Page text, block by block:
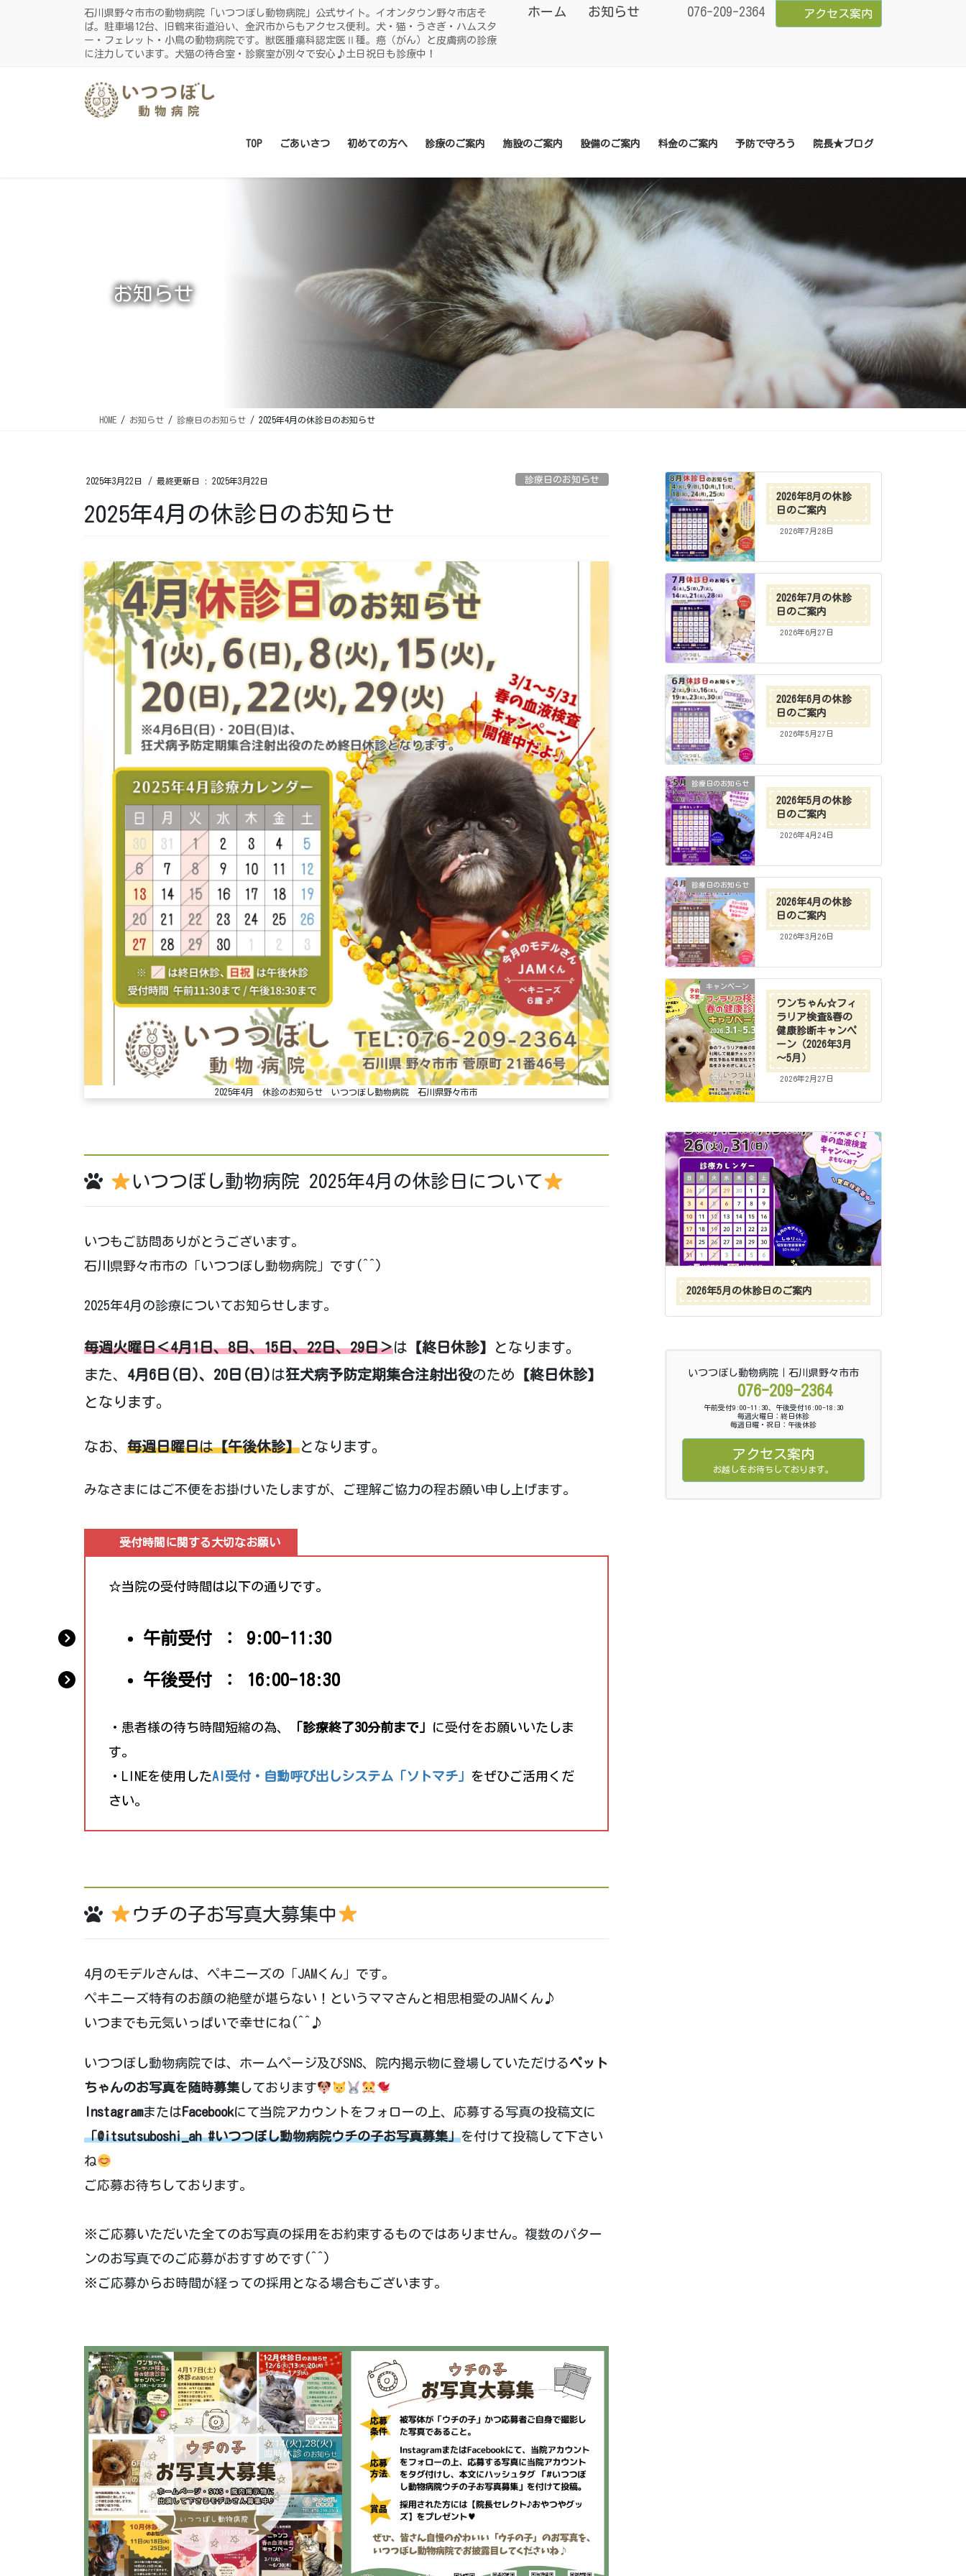
石川県野々市市の動物病院「いつつぼし動物病院」公式サイト。イオンタウン野々市店そ
ば。駐車場12台、旧鶴来街道沿い、金沢市からもアクセス便利。犬・猫・うさぎ・ハムスタ
ー・フェレット・小鳥の動物病院です。獣医腫瘍科認定医Ⅱ種。癌（がん）と皮膚病の診療
に注力しています。犬猫の待合室・診察室が別々で安心♪土日祝日も診療中！
ホーム お知らせ 076-209-2364 アクセス案内
TOP ごあいさつ 初めての方へ 診療のご案内 施設のご案内 設備のご案内 料金のご案内 予防で守ろう 院長★ブログ
お知らせ
HOME お知らせ 診療日のお知らせ 2025年4月の休診日のお知らせ
2025年3月22日 / 最終更新日 : 2025年3月22日 診療日のお知らせ
2025年4月の休診日のお知らせ
2025年4月 休診のお知らせ いつつぼし動物病院 石川県野々市市
いつつぼし動物病院 2025年4月の休診日について
いつもご訪問ありがとうございます。
石川県野々市市の「いつつぼし動物病院」です(^^)
2025年4月の診療についてお知らせします。
毎週火曜日＜4月1日、8日、15日、22日、29日＞は 【終日休診】
となります。
また、 4月6日(日)、20日(日) は狂犬病予防定期集合注射出役のため 【終日休診】
となります。
なお、 毎週日曜日は【午後休診】となります。
みなさまにはご不便をお掛けいたしますが、ご理解ご協力の程お願い申し上げます。
受付時間に関する大切なお願い
☆当院の受付時間は以下の通りです。
午前受付 ： 9:00-11:30
午後受付 ： 16:00-18:30
・患者様の待ち時間短縮の為、 「診療終了30分前まで」
に受付をお願いいたしま
す。
・LINEを使用したAI受付・自動呼び出しシステム「ソトマチ」
をぜひご活用くだ
さい。
ウチの子お写真大募集中
4月のモデルさんは、ペキニーズの「JAMくん」です。
ペキニーズ特有のお顔の絶壁が堪らない！というママさんと相思相愛のJAMくん♪
いつまでも元気いっぱいで幸せにね(^^♪
いつつぼし動物病院では、ホームページ及びSNS、院内掲示物に登場していただけるペット
ちゃんのお写真を随時募集 しております
InstagramまたはFacebookにて当院アカウントをフォローの上、応募する写真の投稿文に
「@itsutsuboshi_ah #いつつぼし動物病院ウチの子お写真募集」を付けて投稿して下さい
ね
ご応募お待ちしております。
※ご応募いただいた全てのお写真の採用をお約束するものではありません。複数のパター
ンのお写真でのご応募がおすすめです(^^)
※ご応募からお時間が経っての採用となる場合もございます。
2026年8月の休診
日のご案内
2026年7月28日
2026年7月の休診
日のご案内
2026年6月27日
2026年6月の休診
日のご案内
2026年5月27日
診療日のお知らせ
2026年5月の休診
日のご案内
2026年4月24日
診療日のお知らせ
2026年4月の休診
日のご案内
2026年3月26日
キャンペーン
ワンちゃん☆フィ
ラリア検査&春の
健康診断キャンペ
ーン（2026年3月
～5月）
2026年2月27日
2026年5月の休診日のご案内
いつつぼし動物病院｜石川県野々市市
076-209-2364
午前受付9:00-11:30、午後受付16:00-18:30
毎週火曜日：終日休診
毎週日曜・祝日：午後休診
アクセス案内
お越しをお待ちしております。